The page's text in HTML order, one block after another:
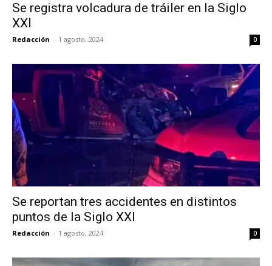
Se registra volcadura de tráiler en la Siglo
XXI
Redacción - 1 agosto, 2024 0
Se reportan tres accidentes en distintos
puntos de la Siglo XXI
Redacción - 1 agosto, 2024 0